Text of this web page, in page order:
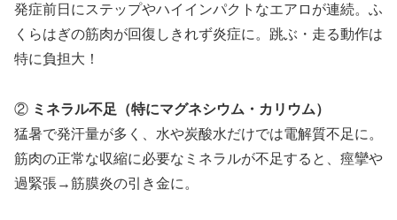
発症前日にステップやハイインパクトなエアロが連続。ふ
くらはぎの筋肉が回復しきれず炎症に。跳ぶ・走る動作は
特に負担大！
② ミネラル不足（特にマグネシウム・カリウム）
猛暑で発汗量が多く、水や炭酸水だけでは電解質不足に。
筋肉の正常な収縮に必要なミネラルが不足すると、痙攣や
過緊張→筋膜炎の引き金に。